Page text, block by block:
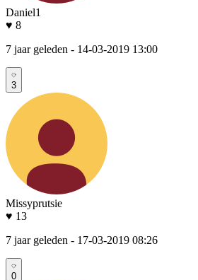
Daniel1
♥ 8
7 jaar geleden - 14-03-2019 13:00
3
Missyprutsie
♥ 13
7 jaar geleden - 17-03-2019 08:26
0